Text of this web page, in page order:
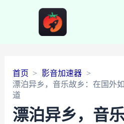
首页
影音加速器
漂泊异乡，音乐故乡：在国外
道
漂泊异乡，音